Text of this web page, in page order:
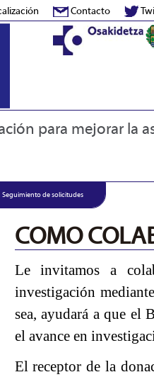
Contacto
para mejorar la
Seguimiento de solicitudes
COMO
Le invitamos a
investigación
sea, ayudará a que el
el avance en
El receptor de la